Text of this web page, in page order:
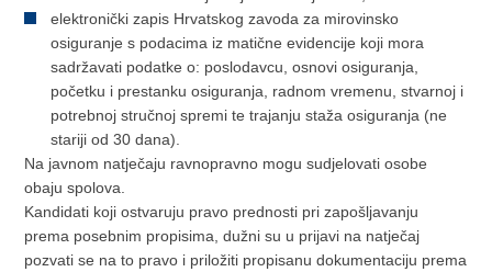
elektronički zapis Hrvatskog zavoda za mirovinsko
osiguranje s podacima iz matične evidencije koji mora
sadržavati podatke o: poslodavcu, osnovi osiguranja,
početku i prestanku osiguranja, radnom vremenu, stvarnoj i
potrebnoj stručnoj spremi te trajanju staža osiguranja (ne
stariji od 30 dana).
Na javnom natječaju ravnopravno mogu sudjelovati osobe
obaju spolova.
Kandidati koji ostvaruju pravo prednosti pri zapošljavanju
prema posebnim propisima, dužni su u prijavi na natječaj
pozvati se na to pravo i priložiti propisanu dokumentaciju prema